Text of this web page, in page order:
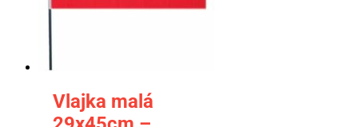
Vlajka malá